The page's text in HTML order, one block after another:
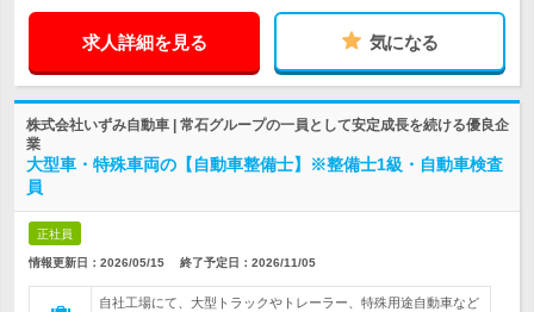
求人詳細を見る 気になる
株式会社いずみ自動車 | 常石グループの一員として安定成長を続ける優良企
業
大型車・特殊車両の【自動車整備士】※整備士1級・自動車検査
員
正社員
情報更新日：2026/05/15 終了予定日： 2026/11/05
自社工場にて、大型トラックやトレーラー、特殊用途自動車など